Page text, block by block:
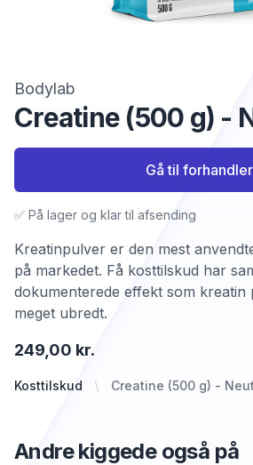
Bodylab
Creatine (500 g) -
Kosttilskud Creatine (500 g) -
249,00 kr.
Kreatinpulver er den mest
på markedet. Få kosttilskud har
dokumenterede effekt som kreatin
meget ubredt.
✅ På lager og klar til afsending
Gå til forhandler
Andre kiggede også på